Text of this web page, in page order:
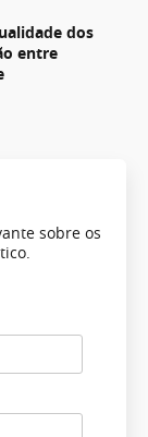
dos
entre
sobre os